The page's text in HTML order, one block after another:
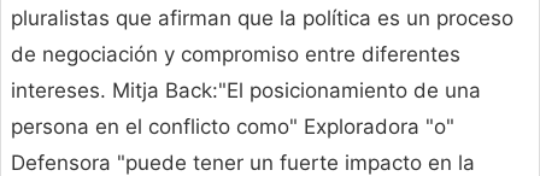
pluralistas que afirman que la política es un proceso
de negociación y compromiso entre diferentes
intereses. Mitja Back:"El posicionamiento de una
persona en el conflicto como" Exploradora "o"
Defensora "puede tener un fuerte impacto en la